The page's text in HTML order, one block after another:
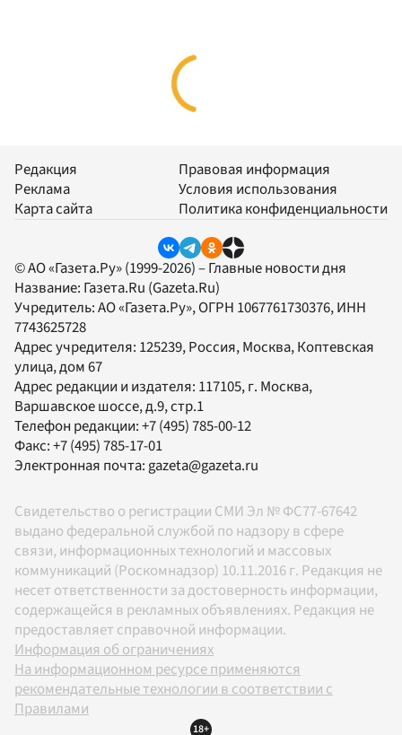
Редакция
Реклама
Карта сайта
Правовая информация
Условия использования
Политика конфиденциальности
© АО «Газета.Ру» (1999-2026) – Главные новости дня
Название: Газета.Ru (Gazeta.Ru)
Учредитель:АО «Газета.Ру», ОГРН 1067761730376, ИНН
7743625728
Адрес учредителя: 125239, Россия, Москва, Коптевская
улица, дом 67
Адрес редакции и издателя: 117105, г. Москва,
Варшавское шоссе, д.9, стр.1
Телефон редакции:+7 (495) 785-00-12
Факс:+7 (495) 785-17-01
Электронная почта: gazeta@gazeta.ru
Свидетельство о регистрации СМИ Эл № ФС77-67642
выдано федеральной службой по надзору в сфере
связи, информационных технологий и массовых
коммуникаций (Роскомнадзор) 10.11.2016 г. Редакция не
несет ответственности за достоверность информации,
содержащейся в рекламных объявлениях. Редакция не
предоставляет справочной информации.
Информация об ограничениях
На информационном ресурсе применяются
рекомендательные технологии в соответствии с
Правилами
18+